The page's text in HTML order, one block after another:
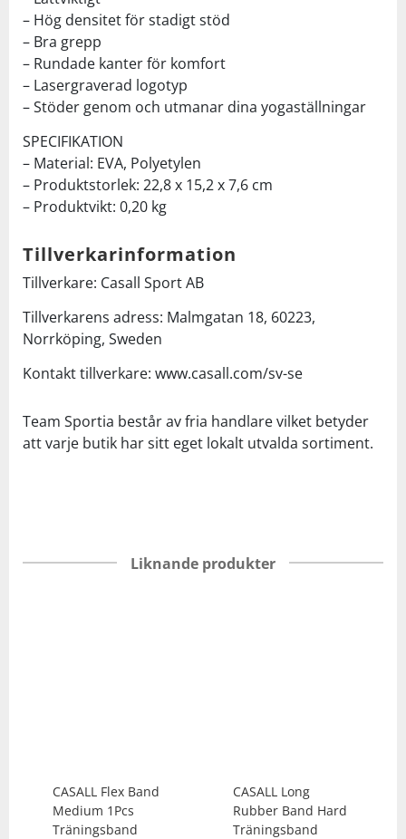
– Hög densitet för stadigt stöd
– Bra grepp
– Rundade kanter för komfort
– Lasergraverad logotyp
– Stöder genom och utmanar dina yogaställningar
SPECIFIKATION
– Material: EVA, Polyetylen
– Produktstorlek: 22,8 x 15,2 x 7,6 cm
– Produktvikt: 0,20 kg
Tillverkarinformation
Tillverkare: Casall Sport AB
Tillverkarens adress: Malmgatan 18, 60223,
Norrköping, Sweden
Kontakt tillverkare: www.casall.com/sv-se
Team Sportia består av fria handlare vilket betyder
att varje butik har sitt eget lokalt utvalda sortiment.
Liknande produkter
CASALL Flex Band
Medium 1Pcs
Träningsband
CASALL Long
Rubber Band Hard
Träningsband